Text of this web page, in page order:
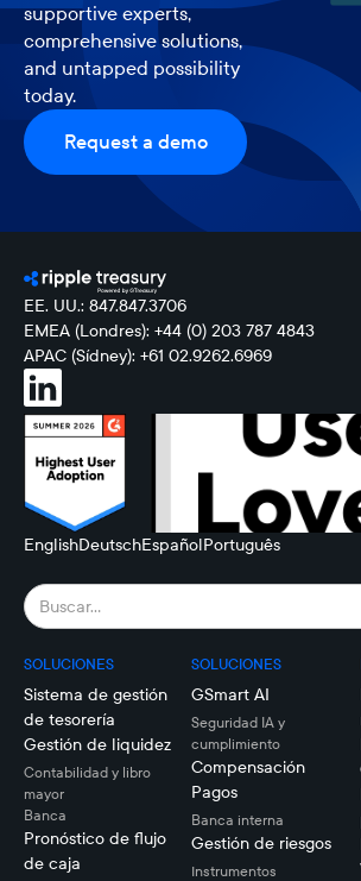
supportive experts,
comprehensive solutions,
and untapped possibility
today.
Request a demo
EE. UU.: 847.847.3706
EMEA (Londres): +44 (0) 203 787 4843
APAC (Sídney): +61 02.9262.6969
EnglishDeutschEspañolPortuguês
SOLUCIONES
Sistema de gestión
de tesorería
Gestión de liquidez
Contabilidad y libro
mayor
Banca
Pronóstico de flujo
de caja
SOLUCIONES
GSmart AI
Seguridad IA y
cumplimiento
Compensación
Pagos
Banca interna
Gestión de riesgos
Instrumentos